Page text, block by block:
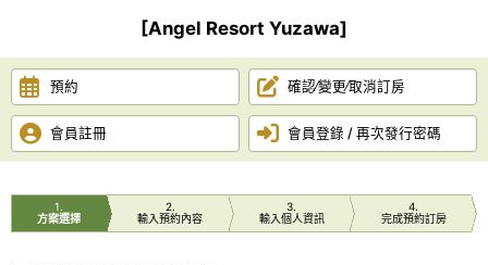
[Angel Resort Yuzawa]
預約 確認∕變更∕取消訂房
會員註冊 會員登錄 / 再次發行密碼
1
方案選擇
2
輸入預約內容
3
輸入個人資訊
4
完成預約訂房